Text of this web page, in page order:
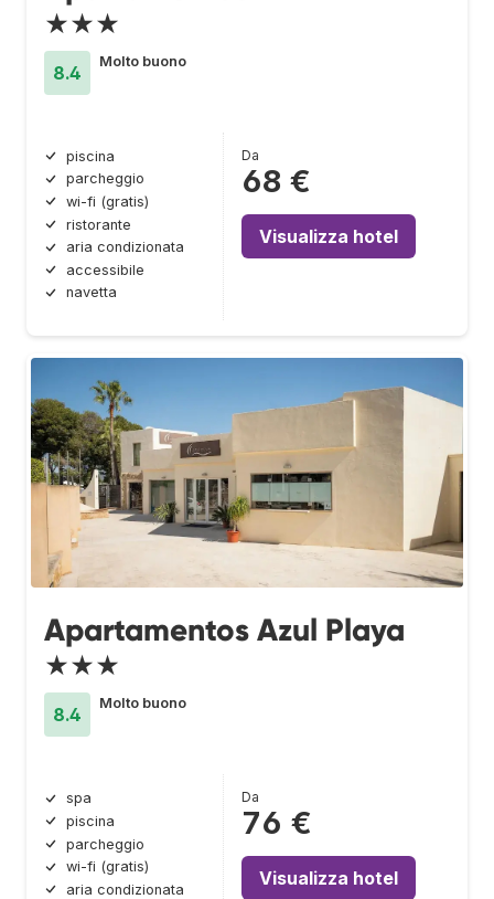
★★★
8.4
Molto buono
piscina
parcheggio
wi-fi (gratis)
ristorante
aria condizionata
accessibile
navetta
Da
68 €
Visualizza hotel
Apartamentos Azul Playa
★★★
8.4
Molto buono
spa
piscina
parcheggio
wi-fi (gratis)
aria condizionata
Da
76 €
Visualizza hotel